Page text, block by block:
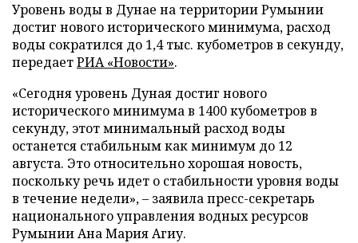
Уровень воды в Дунае на территории Румынии
достиг нового исторического минимума, расход
воды сократился до 1,4 тыс. кубометров в секунду,
передаетРИА «Новости».
«Сегодня уровень Дуная достиг нового
исторического минимума в 1400 кубометров в
секунду, этот минимальный расход воды
останется стабильным как минимум до 12
августа. Это относительно хорошая новость,
поскольку речь идет о стабильности уровня воды
в течение недели», – заявила пресс-секретарь
национального управления водных ресурсов
Румынии Ана Мария Агиу.